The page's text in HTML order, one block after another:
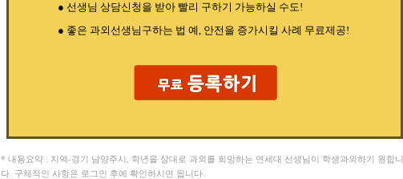
● 선생님 상담신청을 받아 빨리 구하기 가능하실 수도!
● 좋은 과외선생님구하는 법 예, 안전을 증가시킬 사례 무료제공!
* 내용요약 : 지역-경기 남양주시, 학년을 상대로 과외를 희망하는 연세대 선생님이 학생과외하기 원합니
다. 구체적인 사항은 로그인 후에 확인하시면 됩니다.